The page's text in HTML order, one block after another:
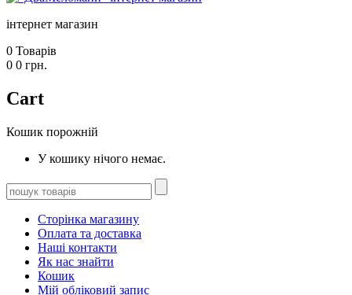
інтернет магазин
0 Товарів
0 0 грн.
Cart
Кошик порожній
У кошику нічого немає.
Сторінка магазину
Оплата та доставка
Наші контакти
Як нас знайти
Кошик
Мій обліковий запис